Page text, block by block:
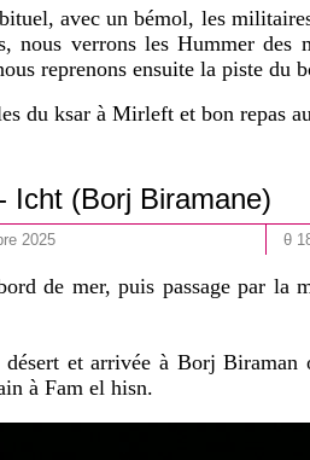
avec un bémol, les
nous verrons les Hummer
reprenons ensuite la piste du
du ksar à Mirleft et bon repas
Icht (Borj Biramane)
2025 θ
de mer, puis passage par la
désert et arrivée à Borj
à Fam el hisn.